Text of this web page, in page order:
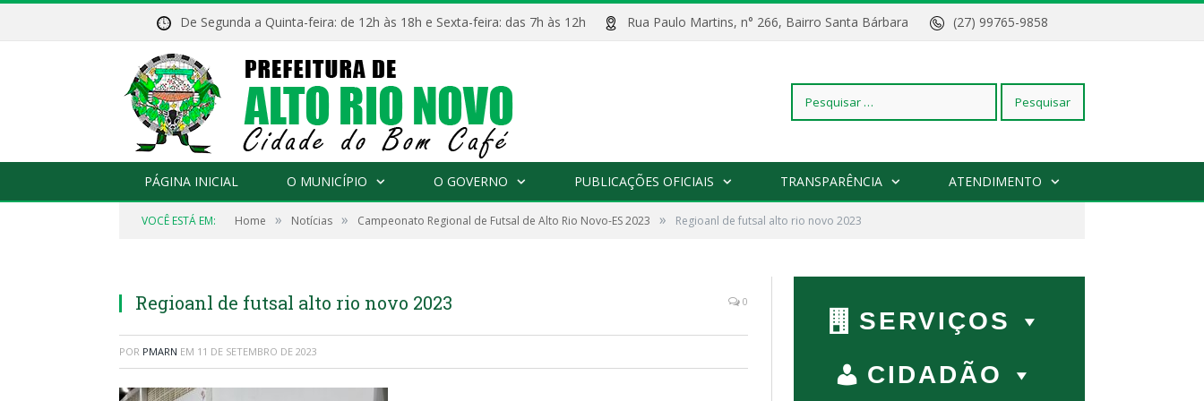
De Segunda a Quinta-feira: de 12h às 18h e Sexta-feira: das 7h às 12h Rua Paulo Martins, n° 266, Bairro Santa Bárbara (27) 99765-9858
Pesquisar
por:
PÁGINA INICIAL O MUNICÍPIO O GOVERNO PUBLICAÇÕES OFICIAIS TRANSPARÊNCIA ATENDIMENTO
VOCÊ ESTÁ EM: Home » Notícias » Campeonato Regional de Futsal de Alto Rio Novo-ES 2023 » Regioanl de futsal alto rio novo 2023
Regioanl de futsal alto rio novo 2023 0
POR PMARN EM 11 DE SETEMBRO DE 2023
SERVIÇOS
CIDADÃO